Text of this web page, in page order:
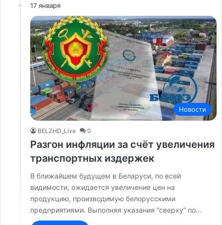
17 января
Новости
BELZHD_Live 0
Разгон инфляции за счёт увеличения
транспортных издержек
В ближайшем будущем в Беларуси, по всей
видимости, ожидается увеличение цен на
продукцию, производимую белорусскими
предприятиями. Выполняя указания “сверху” по…